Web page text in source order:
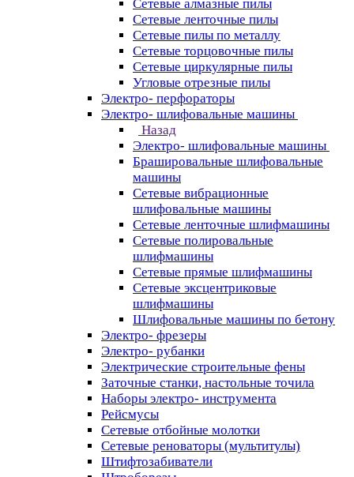
Сетевые алмазные пилы
Сетевые ленточные пилы
Сетевые пилы по металлу
Сетевые торцовочные пилы
Сетевые циркулярные пилы
Угловые отрезные пилы
Электро- перфораторы
Электро- шлифовальные машины
Назад
Электро- шлифовальные машины
Брашировальные шлифовальные
машины
Сетевые вибрационные
шлифовальные машины
Сетевые ленточные шлифмашины
Сетевые полировальные
шлифмашины
Сетевые прямые шлифмашины
Сетевые эксцентриковые
шлифмашины
Шлифовальные машины по бетону
Электро- фрезеры
Электро- рубанки
Электрические строительные фены
Заточные станки, настольные точила
Наборы электро- инструмента
Рейсмусы
Сетевые отбойные молотки
Сетевые реноваторы (мультитулы)
Штифтозабиватели